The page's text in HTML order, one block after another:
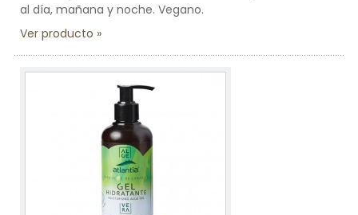
al día, mañana y noche. Vegano.
Ver producto